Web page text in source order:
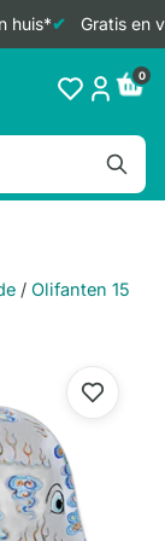
Gratis en
0
/ Olifanten 15